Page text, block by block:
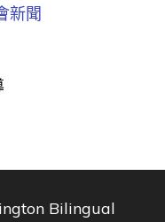
新聞
Bilingual